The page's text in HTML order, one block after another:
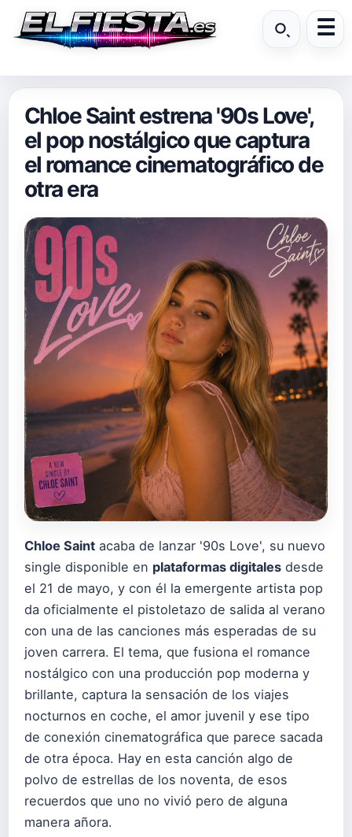
Chloe Saint estrena '90s Love',
el pop nostálgico que captura
el romance cinematográfico de
otra era
Chloe Saint acaba de lanzar '90s Love', su nuevo
single disponible en plataformas digitales desde
el 21 de mayo, y con él la emergente artista pop
da oficialmente el pistoletazo de salida al verano
con una de las canciones más esperadas de su
joven carrera. El tema, que fusiona el romance
nostálgico con una producción pop moderna y
brillante, captura la sensación de los viajes
nocturnos en coche, el amor juvenil y ese tipo
de conexión cinematográfica que parece sacada
de otra época. Hay en esta canción algo de
polvo de estrellas de los noventa, de esos
recuerdos que uno no vivió pero de alguna
manera añora.